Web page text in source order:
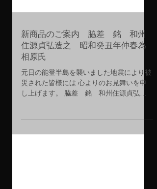
新商品のご案内 脇差 銘 和州
住源貞弘造之 昭和癸丑年仲春為
相原氏
元日の能登半島を襲いました地震により被
之 昭和癸丑年仲春為相原氏 Wakizashi: